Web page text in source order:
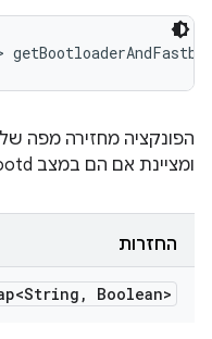
הפונקציה מחזירה מפה
ומציינת אם הם במצב fastbootd או לא.
החזרות
, Boolean>